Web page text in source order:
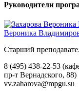
Руководители
Вероника
Старший
8 (495) 438-22-53
пр-т Вернадского, 88)
vv.zaharova@mpgu.su